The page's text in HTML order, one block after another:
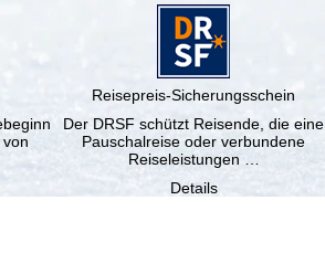
Reisepreis-Sicherungsschein
Der DRSF schützt Reisende, die eine
Pauschalreise oder verbundene
Reiseleistungen …
Details